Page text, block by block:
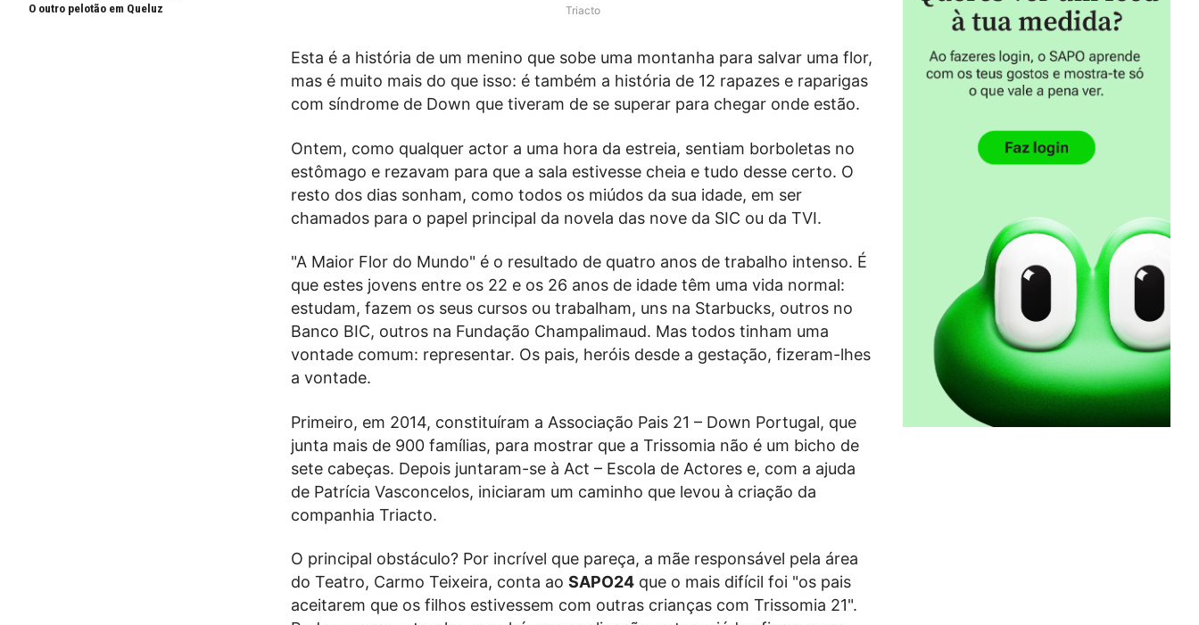
O outro pelotão em Queluz Triacto
Esta é a história de um menino que sobe uma montanha para salvar uma flor,
mas é muito mais do que isso: é também a história de 12 rapazes e raparigas
com síndrome de Down que tiveram de se superar para chegar onde estão.
Ontem, como qualquer actor a uma hora da estreia, sentiam borboletas no
estômago e rezavam para que a sala estivesse cheia e tudo desse certo. O
resto dos dias sonham, como todos os miúdos da sua idade, em ser
chamados para o papel principal da novela das nove da SIC ou da TVI.
"A Maior Flor do Mundo" é o resultado de quatro anos de trabalho intenso. É
que estes jovens entre os 22 e os 26 anos de idade têm uma vida normal:
estudam, fazem os seus cursos ou trabalham, uns na Starbucks, outros no
Banco BIC, outros na Fundação Champalimaud. Mas todos tinham uma
vontade comum: representar. Os pais, heróis desde a gestação, fizeram-lhes
a vontade.
Primeiro, em 2014, constituíram a Associação Pais 21 – Down Portugal, que
junta mais de 900 famílias, para mostrar que a Trissomia não é um bicho de
sete cabeças. Depois juntaram-se à Act – Escola de Actores e, com a ajuda
de Patrícia Vasconcelos, iniciaram um caminho que levou à criação da
companhia Triacto.
O principal obstáculo? Por incrível que pareça, a mãe responsável pela área
do Teatro, Carmo Teixeira, conta ao SAPO24 que o mais difícil foi "os pais
aceitarem que os filhos estivessem com outras crianças com Trissomia 21".